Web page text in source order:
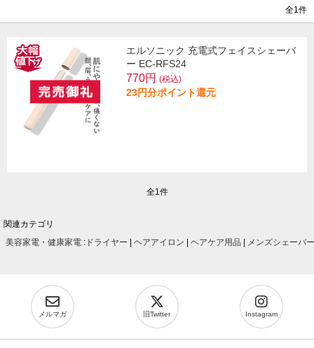
全1件
エルソニック 充電式フェイスシェーバ
ー EC-RFS24
770円 (税込)
23円分ポイント還元
全1件
関連カテゴリ
美容家電・健康家電 : ドライヤー ヘアアイロン ヘアケア用品 メンズシェーバー
メルマガ 旧Twitter Instagram